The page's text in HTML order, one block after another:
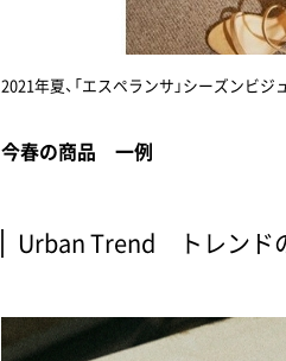
2021年夏、「エスペランサ」シーズンビジ
今春の商品 一例
Urban Trend トレンド